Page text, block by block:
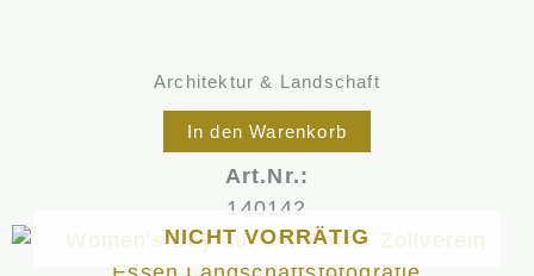
Architektur & Landschaft
In den Warenkorb
Art.Nr.:
140142
NICHT VORRÄTIG